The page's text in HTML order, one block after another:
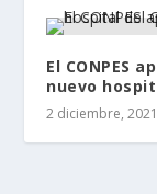
El CONPES
nuevo
2 diciembre, 2021